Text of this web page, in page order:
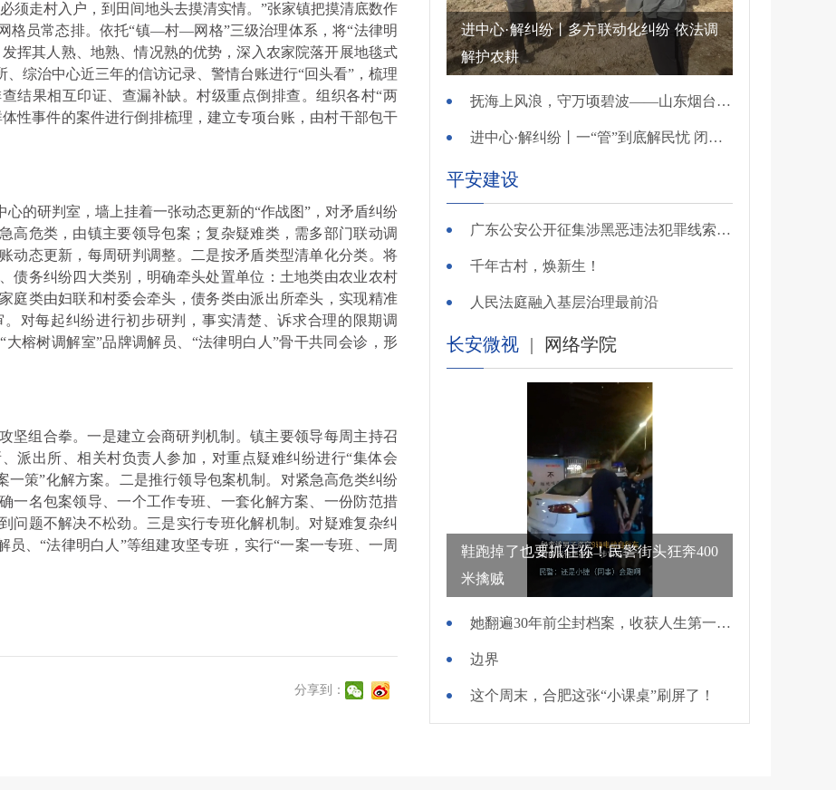
须走村入户，到田间地头去摸清实情。”张家镇把摸清底数作
格员常态排。依托“镇—村—网格”三级治理体系，将“法律明
挥其人熟、地熟、情况熟的优势，深入农家院落开展地毯式
综治中心近三年的信访记录、警情台账进行“回头看”，梳理
结果相互印证、查漏补缺。村级重点倒排查。组织各村“两
性事件的案件进行倒排梳理，建立专项台账，由村干部包干
的研判室，墙上挂着一张动态更新的“作战图”，对矛盾纠纷
高危类，由镇主要领导包案；复杂疑难类，需多部门联动调
动态更新，每周研判调整。二是按矛盾类型清单化分类。将
债务纠纷四大类别，明确牵头处置单位：土地类由农业农村
庭类由妇联和村委会牵头，债务类由派出所牵头，实现精准
对每起纠纷进行初步研判，事实清楚、诉求合理的限期调
榕树调解室”品牌调解员、“法律明白人”骨干共同会诊，形
坚组合拳。一是建立会商研判机制。镇主要领导每周主持召
派出所、相关村负责人参加，对重点疑难纠纷进行“集体会
一策”化解方案。二是推行领导包案机制。对紧急高危类纠纷
一名包案领导、一个工作专班、一套化解方案、一份防范措
问题不解决不松劲。三是实行专班化解机制。对疑难复杂纠
、“法律明白人”等组建攻坚专班，实行“一案一专班、一周
分享到：
进中心·解纠纷丨多方联动化纠纷 依法调
解护农耕
抚海上风浪，守万顷碧波——山东烟台把矛盾化解在微澜未起时
进中心·解纠纷丨一“管”到底解民忧 闭环调处化纠纷
平安建设
广东公安公开征集涉黑恶违法犯罪线索，26个举报电话公布
千年古村，焕新生！
人民法庭融入基层治理最前沿
长安微视 | 网络学院
鞋跑掉了也要抓住你！民警街头狂奔400
米擒贼
她翻遍30年前尘封档案，收获人生第一面锦旗
边界
这个周末，合肥这张“小课桌”刷屏了！